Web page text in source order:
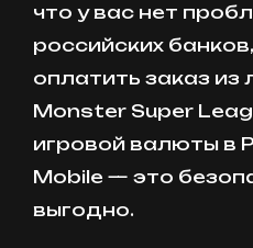
что у вас нет
российских
оплатить заказ из
Monster Super
игровой валюты в
Mobile — это
выгодно.